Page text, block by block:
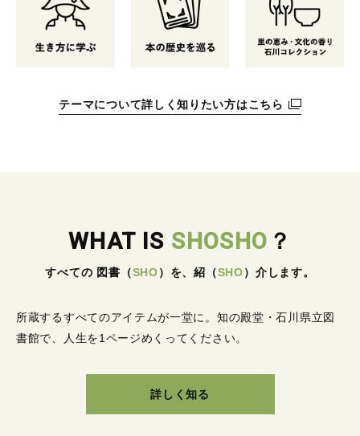
テーマについて詳しく知りたい方はこちら
WHAT IS SHOSHO ？
すべての 図書 （SHO） を、紹 （SHO） 介します。
所蔵するすべてのアイテムが一堂に。 知の殿堂・石川県立図
書館で、人生を1ページめくってください。
詳しく知る